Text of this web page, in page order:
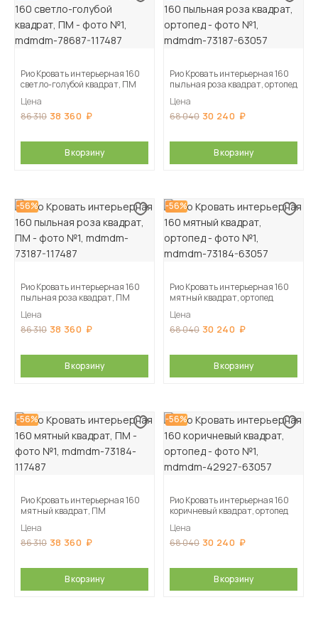
Рио Кровать интерьерная 160
светло-голубой квадрат, ПМ
Цена
86 310 38 360
В корзину
Рио Кровать интерьерная 160
пыльная роза квадрат, ортопед
Цена
68 040 30 240
В корзину
-56%
Рио Кровать интерьерная 160
пыльная роза квадрат, ПМ
Цена
86 310 38 360
В корзину
-56%
Рио Кровать интерьерная 160
мятный квадрат, ортопед
Цена
68 040 30 240
В корзину
-56%
Рио Кровать интерьерная 160
мятный квадрат, ПМ
Цена
86 310 38 360
В корзину
-56%
Рио Кровать интерьерная 160
коричневый квадрат, ортопед
Цена
68 040 30 240
В корзину